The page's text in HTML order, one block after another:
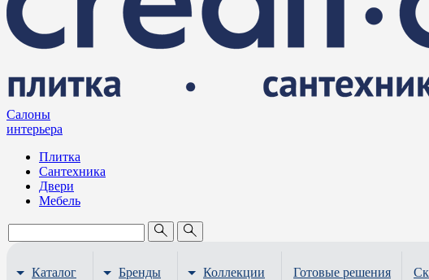
Салоны
интерьера
Плитка
Сантехника
Двери
Мебель
Каталог Бренды Коллекции Готовые решения